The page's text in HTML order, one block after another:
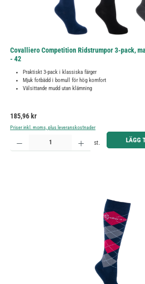
Covalliero Competition Ridstrumpor 3-pack,
- 42
Praktiskt 3-pack i klassiska färger
Mjuk fotbädd i bomull för hög komfort
Välsittande mudd utan klämning
Ordinarie pris:
185,96 kr
Priser inkl. moms, plus leveranskostnader
Produktkvantitet: Ange önskat belopp eller använd
st. LÄGG